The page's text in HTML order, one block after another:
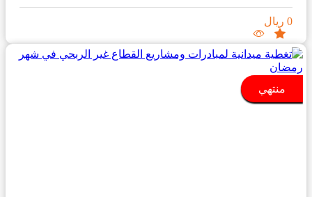
0 ريال
منتهي